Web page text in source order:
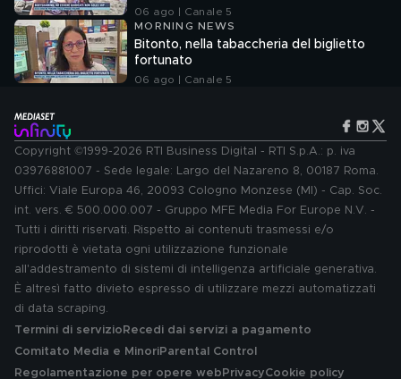
06 ago | Canale 5
MORNING NEWS
Bitonto, nella tabaccheria del biglietto
fortunato
06 ago | Canale 5
Copyright ©1999-2026 RTI Business Digital - RTI S.p.A.: p. iva
03976881007 - Sede legale: Largo del Nazareno 8, 00187 Roma.
Uffici: Viale Europa 46, 20093 Cologno Monzese (MI) - Cap. Soc.
int. vers. € 500.000.007 - Gruppo MFE Media For Europe N.V. -
Tutti i diritti riservati. Rispetto ai contenuti trasmessi e/o
riprodotti è vietata ogni utilizzazione funzionale
all'addestramento di sistemi di intelligenza artificiale generativa.
È altresì fatto divieto espresso di utilizzare mezzi automatizzati
di data scraping.
Termini di servizio Recedi dai servizi a pagamento
Comitato Media e MinoriParental Control
Regolamentazione per opere web PrivacyCookie policy